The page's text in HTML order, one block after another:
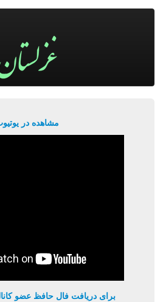
مشاهده در
برای دریافت فال حافظ عضو